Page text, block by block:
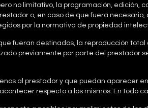
no limitativo, la programación,
o, en caso de que fuera
por la normativa de propiedad
fueran destinados, la reproducción
previamente por parte del prestador
al prestador y que puedan aparecer
respecto a los mismos. En todo